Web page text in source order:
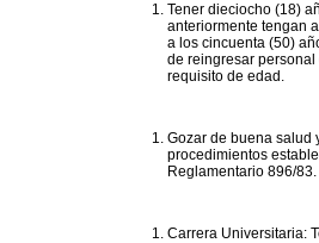
Tener dieciocho (18)
anteriormente tengan
a los cincuenta (50)
de reingresar
requisito de edad.
Gozar de buena salud
procedimientos
Reglamentario 896/83.
Carrera Universitaria: